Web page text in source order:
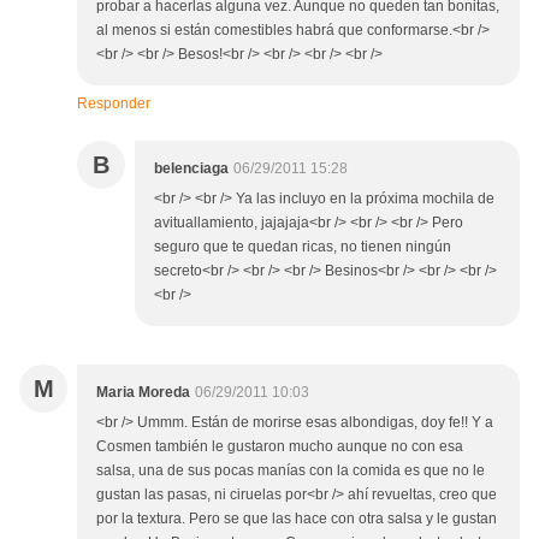
probar a hacerlas alguna vez. Aunque no queden tan bonitas,
al menos si están comestibles habrá que conformarse.<br />
<br /> <br /> Besos!<br /> <br /> <br /> <br />
Responder
B belenciaga 06/29/2011 15:28
<br /> <br /> Ya las incluyo en la próxima mochila de
avituallamiento, jajajaja<br /> <br /> <br /> Pero
seguro que te quedan ricas, no tienen ningún
secreto<br /> <br /> <br /> Besinos<br /> <br /> <br />
<br />
M Maria Moreda 06/29/2011 10:03
<br /> Ummm. Están de morirse esas albondigas, doy fe!! Y a
Cosmen también le gustaron mucho aunque no con esa
salsa, una de sus pocas manías con la comida es que no le
gustan las pasas, ni ciruelas por<br /> ahí revueltas, creo que
por la textura. Pero se que las hace con otra salsa y le gustan